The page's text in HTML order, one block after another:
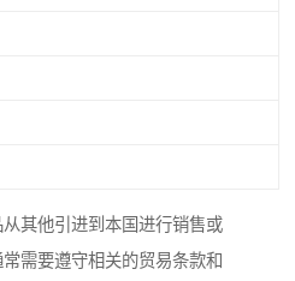
其他引进到本国进行销售或
需要遵守相关的贸易条款和